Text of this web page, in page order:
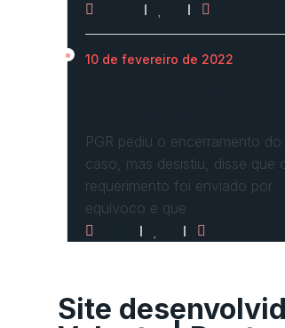
10 de fevereiro de 2022
PGR pediu o encerramento do
caso, mas desistiu, disse que
requerimento foi enviado por
equívoco e que
Site